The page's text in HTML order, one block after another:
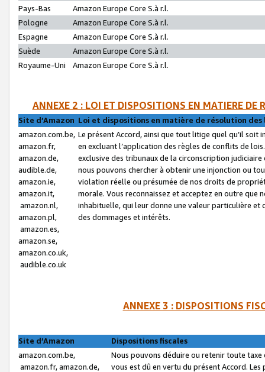
Pays-Bas
Amazon Europe Core S.à r.l.
Pologne
Amazon Europe Core S.à r.l.
Espagne
Amazon Europe Core S.à r.l.
Suède
Amazon Europe Core S.à r.l.
Royaume-Uni
Amazon Europe Core S.à r.l.
ANNEXE 2 : LOI ET DISPOSITIONS EN MATIERE DE
Site d’Amazon Loi et dispositions en matière de résolution
amazon.com.be,
amazon.fr,
amazon.de,
audible.de,
amazon.ie,
amazon.it,
amazon.nl,
amazon.pl,
amazon.es,
amazon.se,
amazon.co.uk,
audible.co.uk
Le présent Accord, ainsi que tout litige quel qu’il soit
en excluant l’application des règles de conflits de
exclusive des tribunaux de la circonscription
nous pouvons chercher à obtenir une injonction ou
violation réelle ou présumée de nos droits de
morale. Vous reconnaissez et acceptez en outre que
inhabituelle, qui leur donne une valeur particulière
des dommages et intérêts.
ANNEXE 3 : DISPOSITIONS
Site d’Amazon
Dispositions fiscales
amazon.com.be,
amazon.fr, amazon.de,
Nous pouvons déduire ou retenir toute
vous est dû en vertu du présent Accord.